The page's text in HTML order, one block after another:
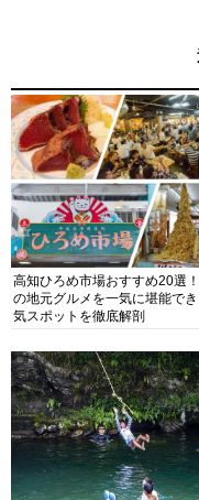
高知ひろめ市場おすすめ20選
の地元グルメを一気に堪能で
気スポットを徹底解剖